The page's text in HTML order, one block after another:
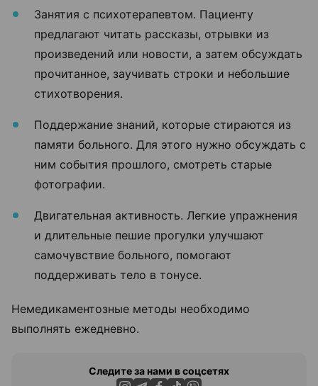
Занятия с психотерапевтом. Пациенту
предлагают читать рассказы, отрывки из
произведений или новости, а затем обсуждать
прочитанное, заучивать строки и небольшие
стихотворения.
Поддержание знаний, которые стираются из
памяти больного. Для этого нужно обсуждать с
ним события прошлого, смотреть старые
фотографии.
Двигательная активность. Легкие упражнения
и длительные пешие прогулки улучшают
самочувствие больного, помогают
поддерживать тело в тонусе.
Немедикаментозные методы необходимо
выполнять ежедневно.
Следите за нами в соцсетях